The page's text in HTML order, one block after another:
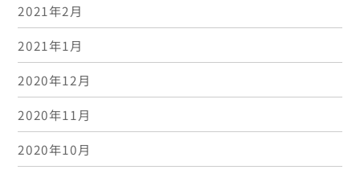
2021年2月
2021年1月
2020年12月
2020年11月
2020年10月